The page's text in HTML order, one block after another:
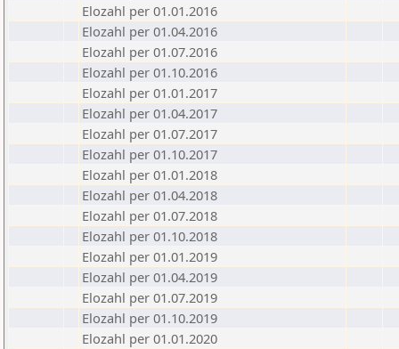
Elozahl per 01.01.2016
Elozahl per 01.04.2016
Elozahl per 01.07.2016
Elozahl per 01.10.2016
Elozahl per 01.01.2017
Elozahl per 01.04.2017
Elozahl per 01.07.2017
Elozahl per 01.10.2017
Elozahl per 01.01.2018
Elozahl per 01.04.2018
Elozahl per 01.07.2018
Elozahl per 01.10.2018
Elozahl per 01.01.2019
Elozahl per 01.04.2019
Elozahl per 01.07.2019
Elozahl per 01.10.2019
Elozahl per 01.01.2020